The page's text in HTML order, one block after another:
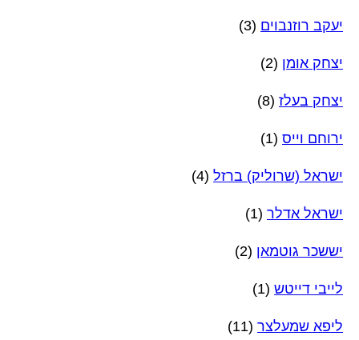
יעקב רוזנבוים (3)
יצחק אומן (2)
יצחק בעלז (8)
ירוחם וייס (1)
ישראל (שרוליק) ברזל (4)
ישראל אדלר (1)
יששכר גוטמאן (2)
לייבי דייטש (1)
ליפא שמעלצר (11)